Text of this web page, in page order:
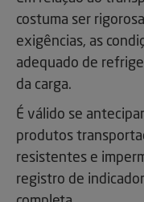
costuma ser
exigências, as
adequado de
da carga.
É válido se
produtos
resistentes e
registro de